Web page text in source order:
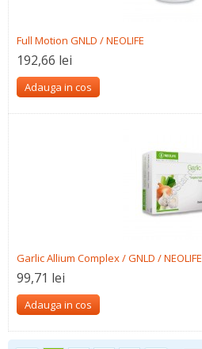
Full Motion GNLD / NEOLIFE
192,66 lei
Adauga in cos
Garlic Allium Complex / GNLD / NEOLIFE
99,71 lei
Adauga in cos